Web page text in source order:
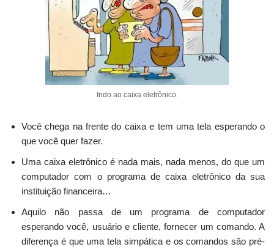
Indo ao caixa eletrônico.
Você chega na frente do caixa e tem uma tela esperando o
que você quer fazer.
Uma caixa eletrônico é nada mais, nada menos, do que um
computador com o programa de caixa eletrônico da sua
instituição financeira…
Aquilo não passa de um programa de computador
esperando você, usuário e cliente, fornecer um comando. A
diferença é que uma tela simpática e os comandos são pré-